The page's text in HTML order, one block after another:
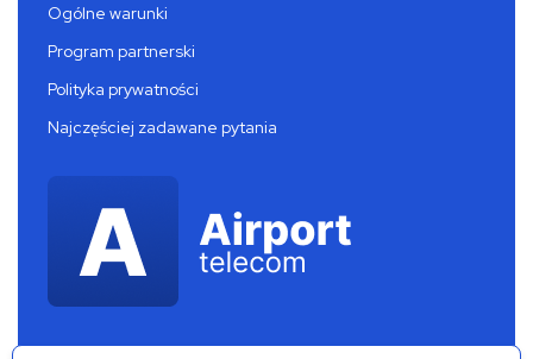
Ogólne warunki
Program partnerski
Polityka prywatności
Najczęściej zadawane pytania